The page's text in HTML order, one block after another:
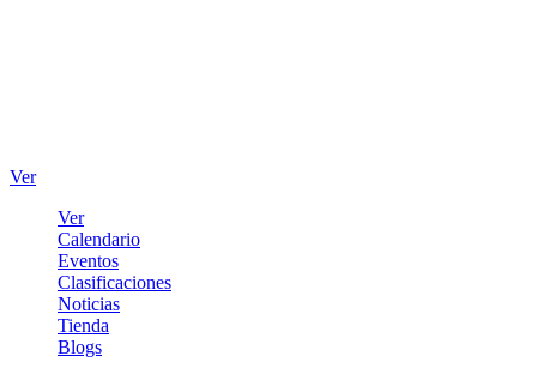
Ver
Ver
Calendario
Eventos
Clasificaciones
Noticias
Tienda
Blogs